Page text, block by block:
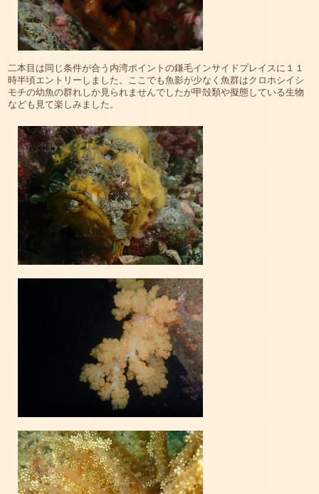
二本目は同じ条件が合う内湾ポイントの鎌毛インサイドプレイスに１１
時半頃エントリーしました。ここでも魚影が少なく魚群はクロホシイシ
モチの幼魚の群れしか見られませんでしたが甲殻類や擬態している生物
なども見て楽しみました。